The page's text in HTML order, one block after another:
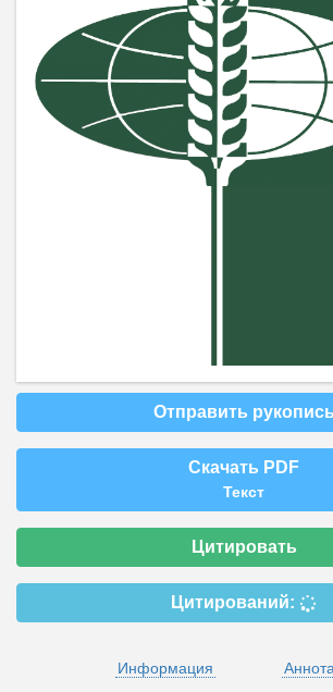
Отправить рукопись
Скачать PDF
Текст
Цитировать
Цитирований:
Информация